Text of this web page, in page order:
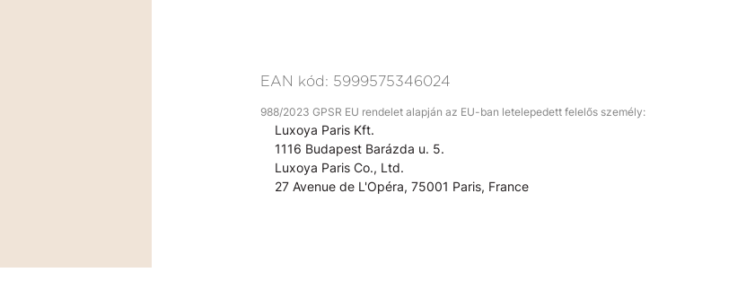
EAN kód: 5999575346024
988/2023 GPSR EU rendelet alapján az EU-ban letelepedett felelős személy:
Luxoya Paris Kft.
1116 Budapest Barázda u. 5.
Luxoya Paris Co., Ltd.
27 Avenue de L'Opéra, 75001 Paris, France